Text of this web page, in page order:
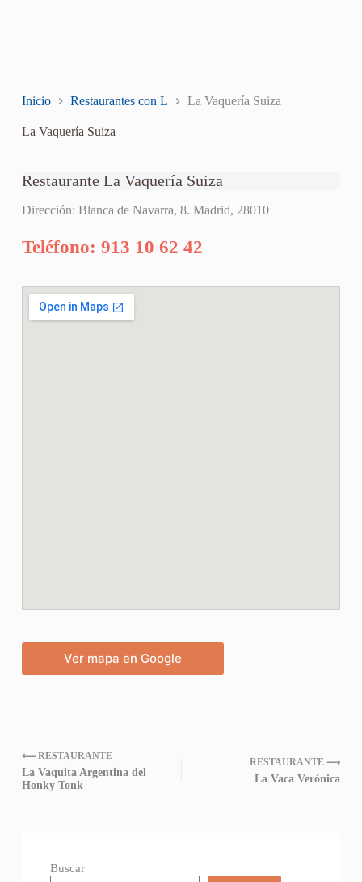
Inicio Restaurantes con L La Vaquería Suiza
La Vaquería Suiza
Restaurante La Vaquería Suiza
Dirección: Blanca de Navarra, 8. Madrid, 28010
Teléfono: 913 10 62 42
Ver mapa en Google
⟵ RESTAURANTE
La Vaquita Argentina del
Honky Tonk
RESTAURANTE ⟶
La Vaca Verónica
Buscar